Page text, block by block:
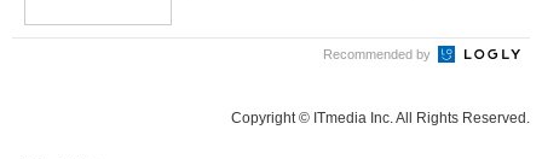
Recommended by
Copyright © ITmedia Inc. All Rights Reserved.